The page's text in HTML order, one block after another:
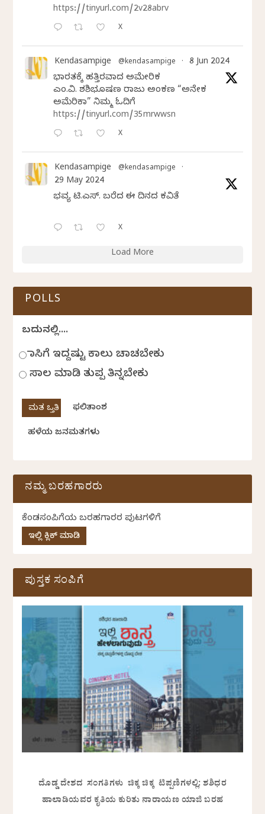
https://tinyurl.com/2v28abrv
X
Kendasampige @kendasampige · 8 Jun 2024
ಭಾರತಕ್ಕೆ ಹತ್ತಿರವಾದ ಅಮೇರಿಕ
ಎಂ.ವಿ. ಶಶಿಭೂಷಣ ರಾಜು ಅಂಕಣ “ಅನೇಕ
ಅಮೆರಿಕಾ” ನಿಮ್ಮ ಓದಿಗೆ
https://tinyurl.com/35mrwwsn
X
Kendasampige @kendasampige ·
29 May 2024
ಭವ್ಯ ಟಿ.ಎಸ್. ಬರೆದ ಈ ದಿನದ ಕವಿತೆ
X
Load More
POLLS
ಬದುಕಿನಲ್ಲಿ....
ಹಾಸಿಗೆ ಇದ್ದಷ್ಟು ಕಾಲು ಚಾಚಬೇಕು
ಸಾಲ ಮಾಡಿ ತುಪ್ಪ ತಿನ್ನಬೇಕು
ಫಲಿತಾಂಶ
ಹಳೆಯ ಜನಮತಗಳು
ನಮ್ಮ ಬರಹಗಾರರು
ಕೆಂಡಸಂಪಿಗೆಯ ಬರಹಗಾರರ ಪುಟಗಳಿಗೆ
ಇಲ್ಲಿ ಕ್ಲಿಕ್ ಮಾಡಿ
ಪುಸ್ತಕ ಸಂಪಿಗೆ
ದೊಡ್ಡ ದೇಶದ ಸಂಗತಿಗಳು ಚಿಕ್ಕ ಚಿಕ್ಕ ಟಿಪ್ಪಣಿಗಳಲ್ಲಿ: ಶಶಿಧರ
ಹಾಲಾಡಿಯವರ ಕೃತಿಯ ಕುರಿತು ನಾರಾಯಣ ಯಾಜಿ ಬರಹ